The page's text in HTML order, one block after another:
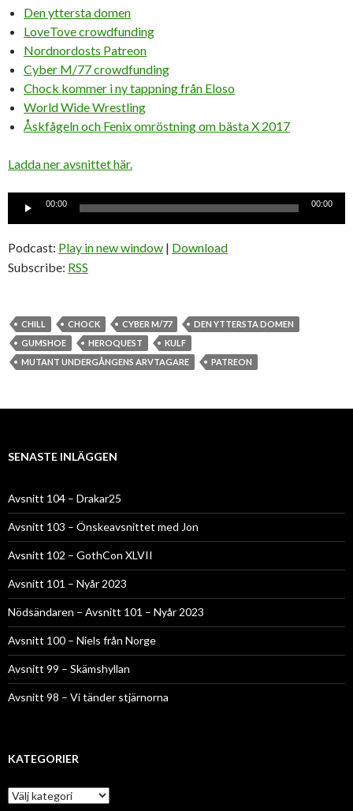
Den yttersta domen
LoveTove crowdfunding
Nordnordosts Patreon
Cyber M/77 crowdfunding
Chock kommer i ny tappning från Eloso
World Wide Wrestling
Åskfågeln och Fenix omröstning om bästa X 2017
Ladda ner avsnittet här.
Ljudspelare
00:00 00:00
Podcast: Play in new window | Download
Subscribe: RSS
CHILL CHOCK CYBER M/77
DEN YTTERSTA DOMEN
GUMSHOE
HEROQUEST
KULF
MUTANT UNDERGÅNGENS ARVTAGARE
PATREON
SENASTE INLÄGGEN
Avsnitt 104 – Drakar25
Avsnitt 103 – Önskeavsnittet med Jon
Avsnitt 102 – GothCon XLVII
Avsnitt 101 – Nyår 2023
Nödsändaren – Avsnitt 101 – Nyår 2023
Avsnitt 100 – Niels från Norge
Avsnitt 99 – Skämshyllan
Avsnitt 98 – Vi tänder stjärnorna
KATEGORIER
Kategorier